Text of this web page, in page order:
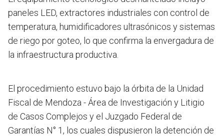
paneles LED, extractores industriales con control de
temperatura, humidificadores ultrasónicos y sistemas
de riego por goteo, lo que confirma la envergadura de
la infraestructura productiva.
El procedimiento estuvo bajo la órbita de la Unidad
Fiscal de Mendoza - Área de Investigación y Litigio
de Casos Complejos y el Juzgado Federal de
Garantías N° 1, los cuales dispusieron la detención de